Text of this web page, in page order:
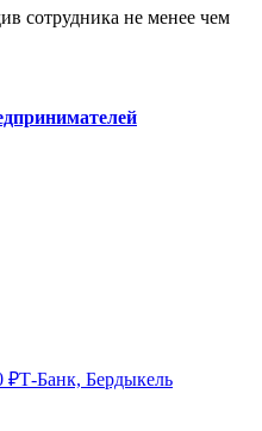
сотрудника не менее чем
₽Т-Банк, Бердыкель